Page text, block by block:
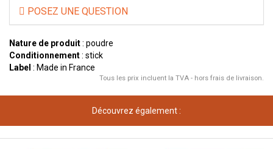
POSEZ UNE QUESTION
Nature de produit: poudre
Conditionnement: stick
Label : Made in France
Tous les prix incluent la TVA - hors frais de livraison.
Découvrez également :